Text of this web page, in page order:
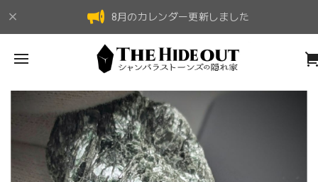
8月のカレンダー更新しました